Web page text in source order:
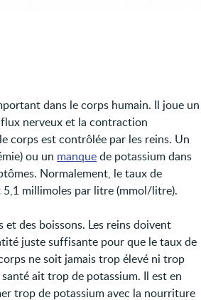
dans le corps humain. Il joue un
nerveux et la contraction
corps est contrôlée par les reins. Un
ou un manquede potassium dans
Normalement, le taux de
5,1 millimoles par litre (mmol/litre).
et des boissons. Les reins doivent
juste suffisante pour que le taux de
ne soit jamais trop élevé ni trop
ait trop de potassium. Il est en
trop de potassium avec la nourriture